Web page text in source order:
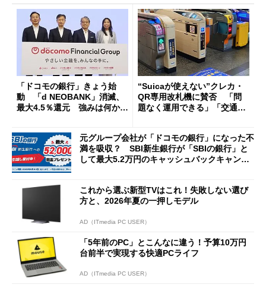
「ドコモの銀行」きょう始
動 「d NEOBANK」消滅、
最大4.5％還元 強みは何か解
“Suicaが使えない”クレカ・
QR専用改札機に賛否 「問
題なく運用できる」「交通系I
元グループ会社が「ドコモの銀行」になった不
満を吸収？ SBI新生銀行が「SBIの銀行」と
して最大5.2万円のキャッシュバックキャンペ
これから選ぶ新型TVはこれ！失敗しない選び
方と、2026年夏の一押しモデル
AD（ITmedia PC USER）
「5年前のPC」とこんなに違う！予算10万円
台前半で実現する快適PCライフ
AD（ITmedia PC USER）